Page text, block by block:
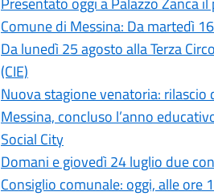
Comune di Messina: Da martedì
Da lunedì 25 agosto alla Terza
(CIE)
Nuova stagione venatoria: rilascio
Messina, concluso l’anno
Social City
Domani e giovedì 24 luglio due
Consiglio comunale: oggi, alle